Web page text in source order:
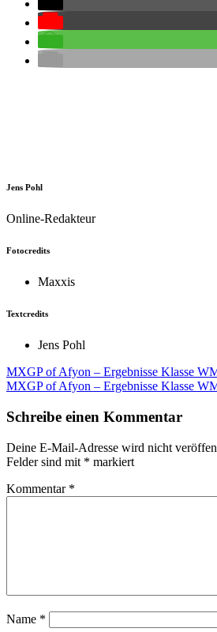
Jens Pohl
Online-Redakteur
Fotocredits
Maxxis
Textcredits
Jens Pohl
Beitragsnavigation
MXGP of Afyon – Ergebnisse Klasse
MXGP of Afyon – Ergebnisse Klasse
Schreibe einen Kommentar
Deine E-Mail-Adresse wird nicht
Felder sind mit * markiert
Kommentar *
Name *